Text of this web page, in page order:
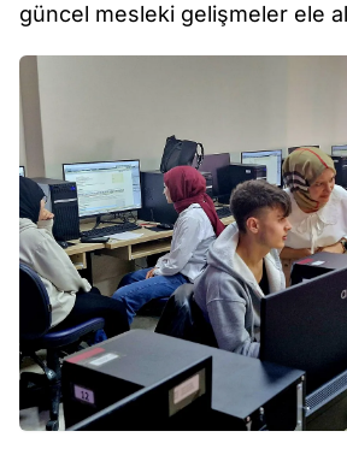
güncel mesleki gelişmeler ele